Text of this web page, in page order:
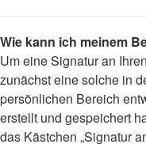
Wie kann ich meinem
Um eine Signatur an
zunächst eine solche in
persönlichen Bereich
erstellt und gespeichert
das Kästchen „Signatur